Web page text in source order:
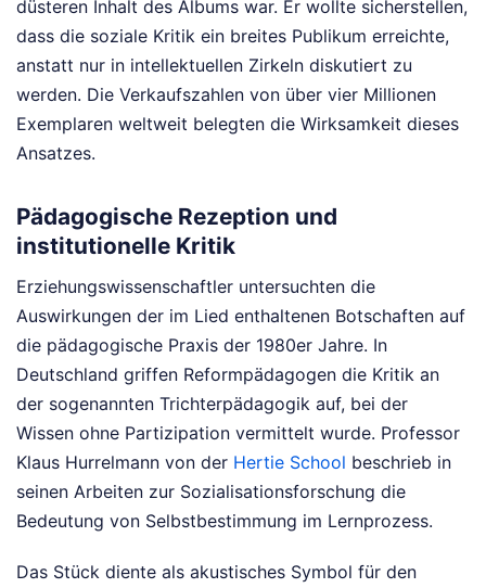
düsteren Inhalt des Albums war. Er wollte sicherstellen,
dass die soziale Kritik ein breites Publikum erreichte,
anstatt nur in intellektuellen Zirkeln diskutiert zu
werden. Die Verkaufszahlen von über vier Millionen
Exemplaren weltweit belegten die Wirksamkeit dieses
Ansatzes.
Pädagogische Rezeption und
institutionelle Kritik
Erziehungswissenschaftler untersuchten die
Auswirkungen der im Lied enthaltenen Botschaften auf
die pädagogische Praxis der 1980er Jahre. In
Deutschland griffen Reformpädagogen die Kritik an
der sogenannten Trichterpädagogik auf, bei der
Wissen ohne Partizipation vermittelt wurde. Professor
Klaus Hurrelmann von der Hertie School beschrieb in
seinen Arbeiten zur Sozialisationsforschung die
Bedeutung von Selbstbestimmung im Lernprozess.
Das Stück diente als akustisches Symbol für den